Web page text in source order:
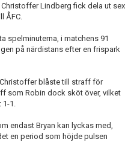
Lindberg fick dela ut sex
ÅFC.
spelminuterna, i matchens 91
på närdistans efter en frispark
blåste till straff för
som Robin dock sköt över, vilket
1-1.
endast Bryan kan lyckas med,
en period som höjde pulsen